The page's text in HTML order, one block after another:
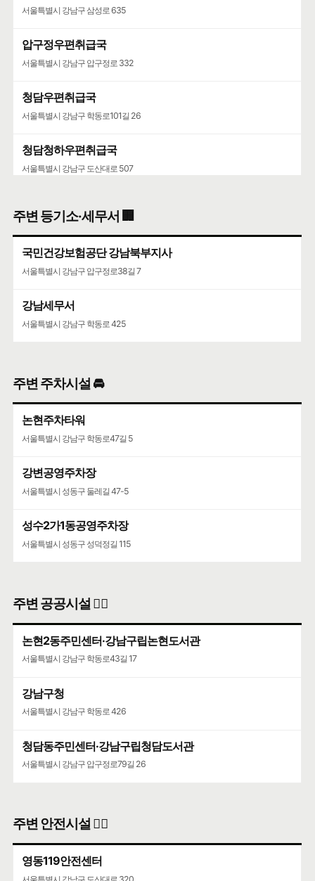
서울특별시 강남구 삼성로 635
압구정우편취급국
서울특별시 강남구 압구정로 332
청담우편취급국
서울특별시 강남구 학동로101길 26
청담청하우편취급국
서울특별시 강남구 도산대로 507
주변 등기소·세무서 🏢
국민건강보험공단 강남북부지사
서울특별시 강남구 압구정로38길 7
강남세무서
서울특별시 강남구 학동로 425
주변 주차시설 🚘
논현주차타워
서울특별시 강남구 학동로47길 5
강변공영주차장
서울특별시 성동구 둘레길 47-5
성수2가1동공영주차장
서울특별시 성동구 성덕정길 115
주변 공공시설 👨‍✈️
논현2동주민센터·강남구립논현도서관
서울특별시 강남구 학동로43길 17
강남구청
서울특별시 강남구 학동로 426
청담동주민센터·강남구립청담도서관
서울특별시 강남구 압구정로79길 26
주변 안전시설 👮‍♀️
영동119안전센터